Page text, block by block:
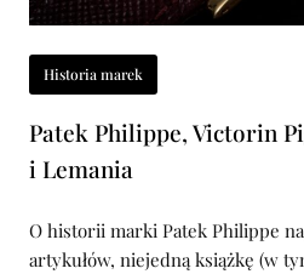
Historia marek
Patek Philippe, Victorin
i Lemania
O historii marki Patek Philippe
artykułów, niejedną książkę (w